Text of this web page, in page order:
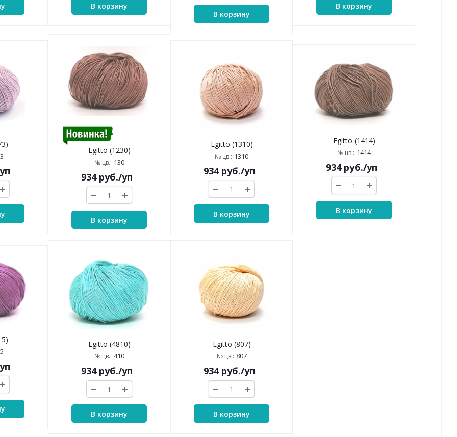
В корзину
В корзину
В корзину
Egitto (1230)
№ цв.: 130
934руб./уп
В корзину
Egitto (1310)
№ цв.: 1310
934руб./уп
В корзину
Egitto (1414)
№ цв.: 1414
934руб./уп
В корзину
Egitto (4810)
№ цв.: 410
934руб./уп
В корзину
Egitto (807)
№ цв.: 807
934руб./уп
В корзину